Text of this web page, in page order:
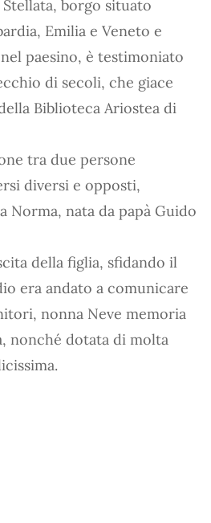
Stellata, borgo situato
Emilia e Veneto e
paesino, è testimoniato
di secoli, che giace
Biblioteca Ariostea di
tra due persone
diversi e opposti,
Norma, nata da papà Guido
della figlia, sfidando il
era andato a comunicare
nonna Neve memoria
nonché dotata di molta